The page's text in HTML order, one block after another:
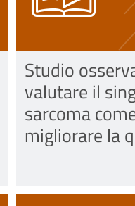
Studio
valutare il
sarcoma
migliorare la
e